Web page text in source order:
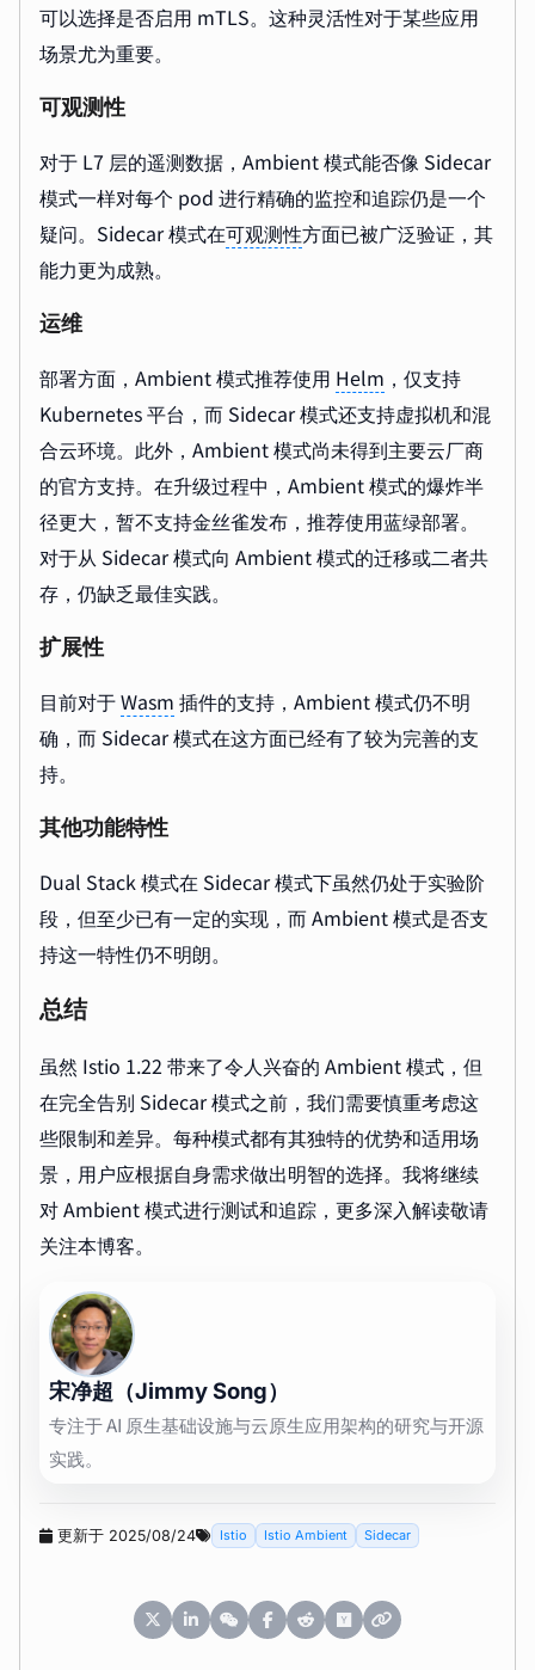
可以选择是否启用 mTLS。这种灵活性对于某些应用
场景尤为重要。
可观测性
对于 L7 层的遥测数据，Ambient 模式能否像 Sidecar
模式一样对每个 pod 进行精确的监控和追踪仍是一个
疑问。Sidecar 模式在可观测性方面已被广泛验证，其
能力更为成熟。
运维
部署方面，Ambient 模式推荐使用 Helm ，仅支持
Kubernetes 平台，而 Sidecar 模式还支持虚拟机和混
合云环境。此外，Ambient 模式尚未得到主要云厂商
的官方支持。在升级过程中，Ambient 模式的爆炸半
径更大，暂不支持金丝雀发布，推荐使用蓝绿部署。
对于从 Sidecar 模式向 Ambient 模式的迁移或二者共
存，仍缺乏最佳实践。
扩展性
目前对于Wasm 插件的支持，Ambient 模式仍不明
确，而 Sidecar 模式在这方面已经有了较为完善的支
持。
其他功能特性
Dual Stack 模式在 Sidecar 模式下虽然仍处于实验阶
段，但至少已有一定的实现，而 Ambient 模式是否支
持这一特性仍不明朗。
总结
虽然 Istio 1.22 带来了令人兴奋的 Ambient 模式，但
在完全告别 Sidecar 模式之前，我们需要慎重考虑这
些限制和差异。每种模式都有其独特的优势和适用场
景，用户应根据自身需求做出明智的选择。我将继续
对 Ambient 模式进行测试和追踪，更多深入解读敬请
关注本博客。
宋净超（Jimmy Song）
专注于 AI 原生基础设施与云原生应用架构的研究与开源
实践。
更新于 2025/08/24 Istio Istio Ambient Sidecar